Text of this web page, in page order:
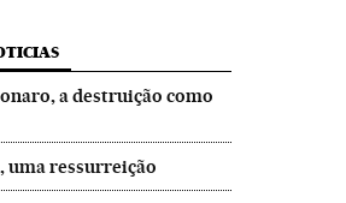
a destruição como
uma ressurreição